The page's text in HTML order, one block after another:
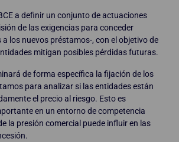
a definir un conjunto de actuaciones
de las exigencias para conceder
los nuevos préstamos-, con el objetivo de
mitigan posibles pérdidas futuras.
de forma específica la fijación de los
para analizar si las entidades están
el precio al riesgo. Esto es
en un entorno de competencia
la presión comercial puede influir en las